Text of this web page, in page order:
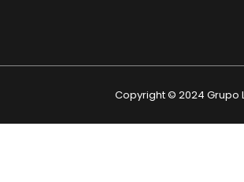
Copyright © 2024 Grupo